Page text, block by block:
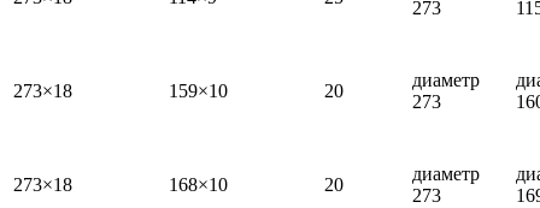
273
273×18 159×10 20
диаметр
273
273×18 168×10 20
диаметр
273